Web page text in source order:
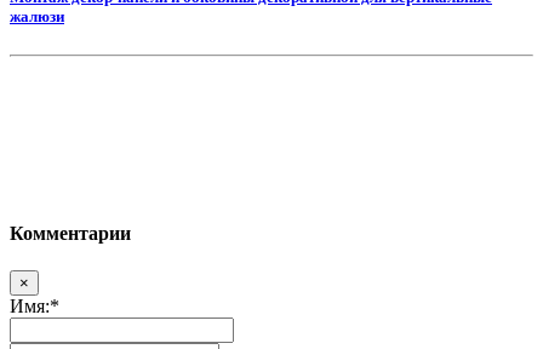
жалюзи
Комментарии
×
Имя:*